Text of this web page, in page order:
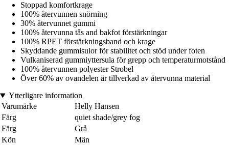
Stoppad komfortkrage
100% återvunnen snörning
30% återvunnet gummi
100% återvunna tås and bakfot förstärkningar
100% RPET förstärkningsband och krage
Skyddande gummisulor för stabilitet och stöd under foten
Vulkaniserad gummiyttersula för grepp och temperaturmotstånd
100% återvunnen polyester Strobel
Över 60% av ovandelen är tillverkad av återvunna material
Ytterligare information
Varumärke
Helly Hansen
Färg
quiet shade/grey fog
Färg
Grå
Kön
Män